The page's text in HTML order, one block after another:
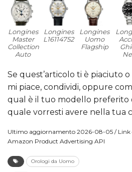
Longines
Master
Collection
Auto
Longines
L16114752
Longines
Uomo
Flagship
Se quest’articolo ti è piaciuto
mi piace, condividi, oppure
qual è il tuo modello preferito
quale vorresti avere nella tua
Ultimo aggiornamento 2026-08-05 / Link
Amazon Product Advertising API
Orologi da Uomo